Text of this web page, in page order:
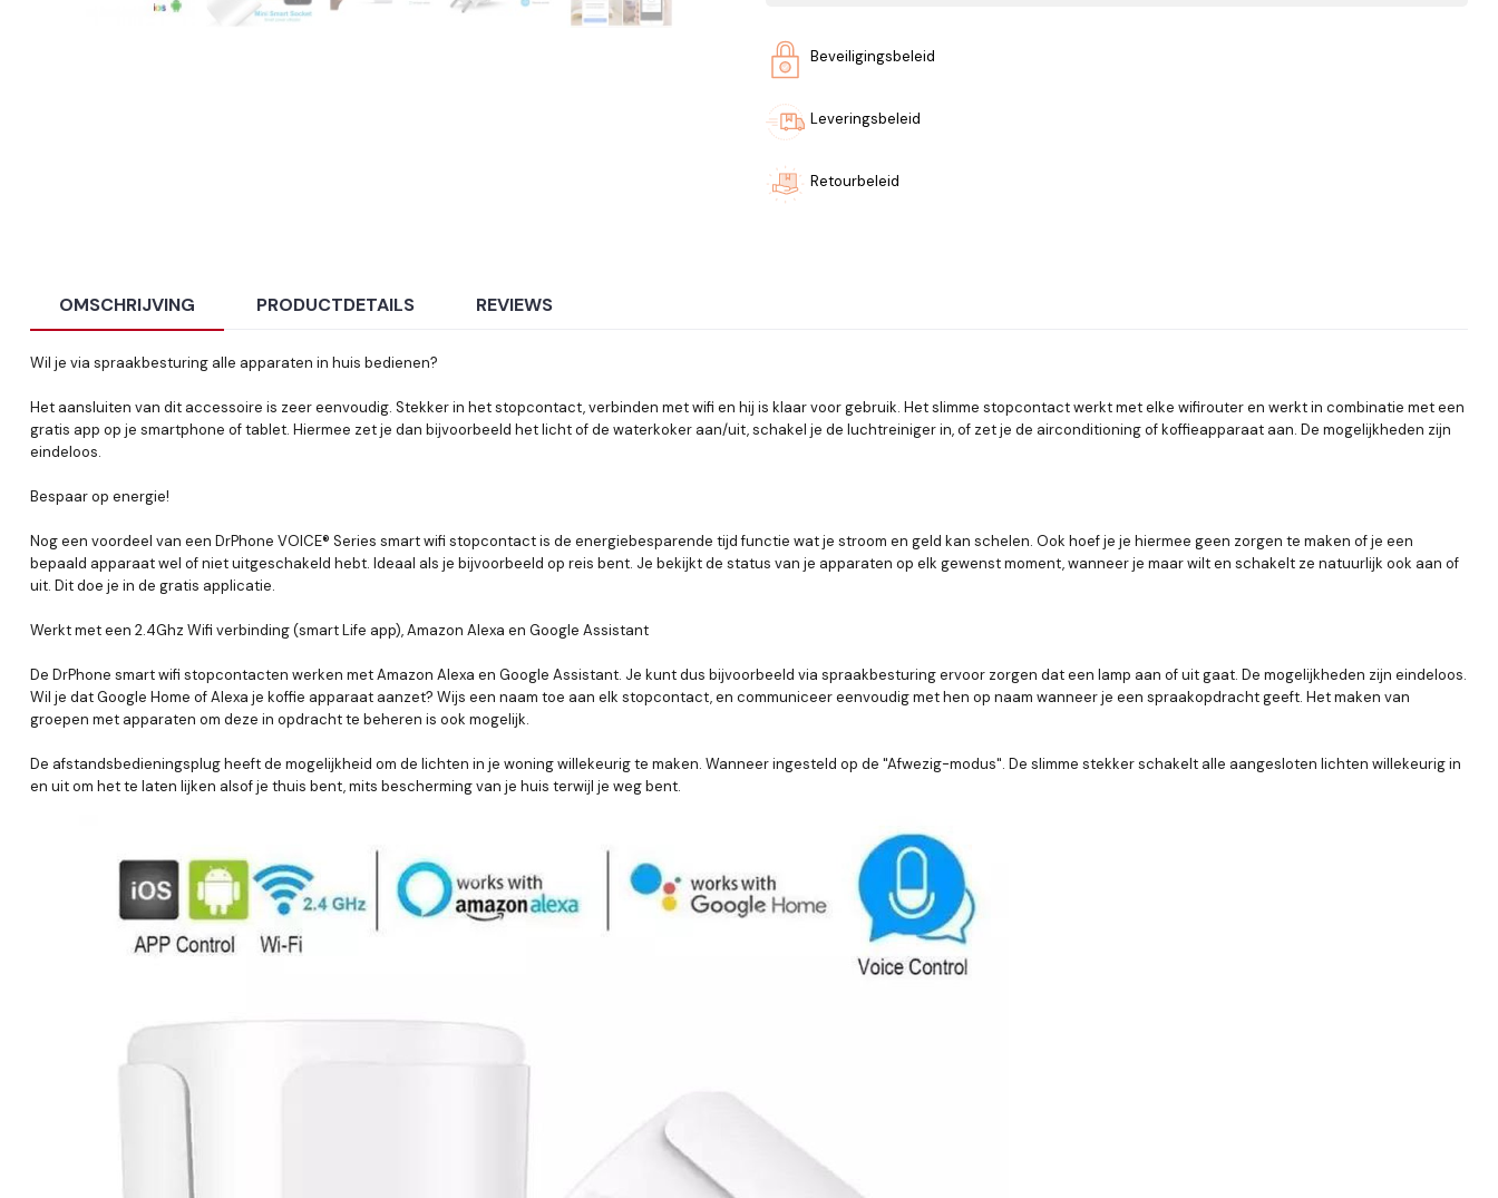
Beveiligingsbeleid
Leveringsbeleid
Retourbeleid
OMSCHRIJVING PRODUCTDETAILS REVIEWS
Wil je via spraakbesturing alle apparaten in huis bedienen?
Het aansluiten van dit accessoire is zeer eenvoudig. Stekker in het stopcontact, verbinden met wifi en hij is klaar voor gebruik. Het slimme stopcontact werkt met elke wifirouter en werkt in combinatie met een
gratis app op je smartphone of tablet. Hiermee zet je dan bijvoorbeeld het licht of de waterkoker aan/uit, schakel je de luchtreiniger in, of zet je de airconditioning of koffieapparaat aan. De mogelijkheden zijn
eindeloos.
Bespaar op energie!
Nog een voordeel van een DrPhone VOICE® Series smart wifi stopcontact is de energiebesparende tijd functie wat je stroom en geld kan schelen. Ook hoef je je hiermee geen zorgen te maken of je een
bepaald apparaat wel of niet uitgeschakeld hebt. Ideaal als je bijvoorbeeld op reis bent. Je bekijkt de status van je apparaten op elk gewenst moment, wanneer je maar wilt en schakelt ze natuurlijk ook aan of
uit. Dit doe je in de gratis applicatie.
Werkt met een 2.4Ghz Wifi verbinding (smart Life app), Amazon Alexa en Google Assistant
De DrPhone smart wifi stopcontacten werken met Amazon Alexa en Google Assistant. Je kunt dus bijvoorbeeld via spraakbesturing ervoor zorgen dat een lamp aan of uit gaat. De mogelijkheden zijn eindeloos.
Wil je dat Google Home of Alexa je koffie apparaat aanzet? Wijs een naam toe aan elk stopcontact, en communiceer eenvoudig met hen op naam wanneer je een spraakopdracht geeft. Het maken van
groepen met apparaten om deze in opdracht te beheren is ook mogelijk.
De afstandsbedieningsplug heeft de mogelijkheid om de lichten in je woning willekeurig te maken. Wanneer ingesteld op de "Afwezig-modus". De slimme stekker schakelt alle aangesloten lichten willekeurig in
en uit om het te laten lijken alsof je thuis bent, mits bescherming van je huis terwijl je weg bent.